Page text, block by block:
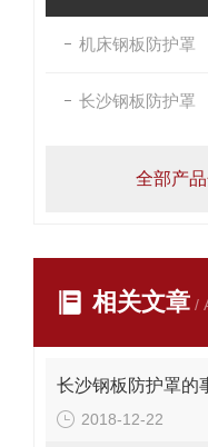
机床钢板防护罩
长沙钢板防护罩
全部产
相关文章 /
长沙钢板防护罩的
2018-12-22